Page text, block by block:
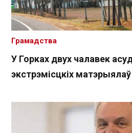
У Горках двух чалавек
экстрэмісцкіх матэрыялаў
Грамадства